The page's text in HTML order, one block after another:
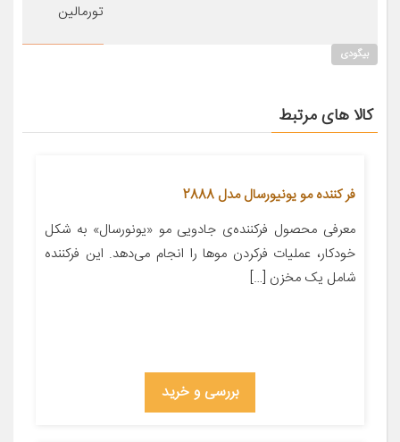
تورمالین
بیگودی
کالا های مرتبط
فر کننده مو یونیورسال مدل 2888
معرفی محصول فرکننده‌ی جادویی مو «یونورسال» به شکل
خودکار، عملیات فرکردن موها را انجام می‌دهد. این فرکننده
شامل یک مخزن […]
بررسی و خرید